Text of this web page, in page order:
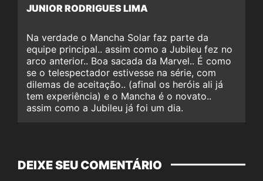
JUNIOR RODRIGUES LIMA
Na verdade o Mancha Solar faz parte da
equipe principal.. assim como a Jubileu fez no
arco anterior.. Boa sacada da Marvel.. É como
se o telespectador estivesse na série, com
dilemas de aceitação.. (afinal os heróis ali já
tem experiência) e o Mancha é o novato..
assim como a Jubileu já foi um dia.
DEIXE SEU COMENTÁRIO